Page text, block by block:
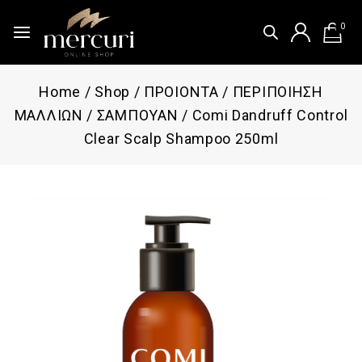
0
Home / Shop / ΠΡΟΙΟΝΤΑ / ΠΕΡΙΠΟΙΗΣΗ
ΜΑΛΛΙΩΝ / ΣΑΜΠΟΥΑΝ / Comi Dandruff Control
Clear Scalp Shampoo 250ml